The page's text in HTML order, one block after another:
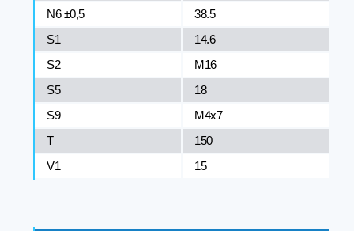
N6 ±0,5
38.5
S1
14.6
S2
М16
S5
18
S9
M4x7
T
150
V1
15